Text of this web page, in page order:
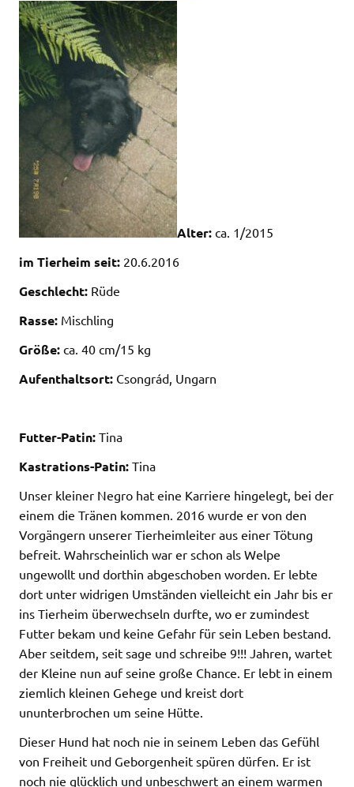
Alter: ca. 1/2015
im Tierheim seit: 20.6.2016
Geschlecht: Rüde
Rasse: Mischling
Größe: ca. 40 cm/15 kg
Aufenthaltsort: Csongrád, Ungarn
Futter-Patin: Tina
Kastrations-Patin: Tina
Unser kleiner Negro hat eine Karriere hingelegt, bei der
einem die Tränen kommen. 2016 wurde er von den
Vorgängern unserer Tierheimleiter aus einer Tötung
befreit. Wahrscheinlich war er schon als Welpe
ungewollt und dorthin abgeschoben worden. Er lebte
dort unter widrigen Umständen vielleicht ein Jahr bis er
ins Tierheim überwechseln durfte, wo er zumindest
Futter bekam und keine Gefahr für sein Leben bestand.
Aber seitdem, seit sage und schreibe 9!!! Jahren, wartet
der Kleine nun auf seine große Chance. Er lebt in einem
ziemlich kleinen Gehege und kreist dort
ununterbrochen um seine Hütte.
Dieser Hund hat noch nie in seinem Leben das Gefühl
von Freiheit und Geborgenheit spüren dürfen. Er ist
noch nie glücklich und unbeschwert an einem warmen